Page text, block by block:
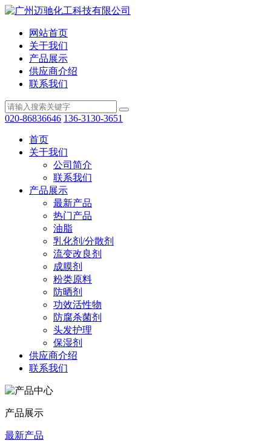
网站首页
关于我们
产品展示
供应商介绍
联系我们
020-86836646 136-3130-3651
首页
关于我们
公司简介
联系我们
产品展示
最新产品
热门产品
油脂
乳化剂/分散剂
流变改良剂
成膜剂
粉类原料
防晒剂
功效活性物
防腐杀菌剂
头发护理
保湿剂
供应商介绍
联系我们
产品展示
最新产品